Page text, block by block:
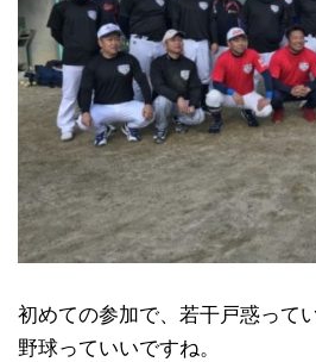
初めての参加で、若干戸惑って
野球っていいですね。